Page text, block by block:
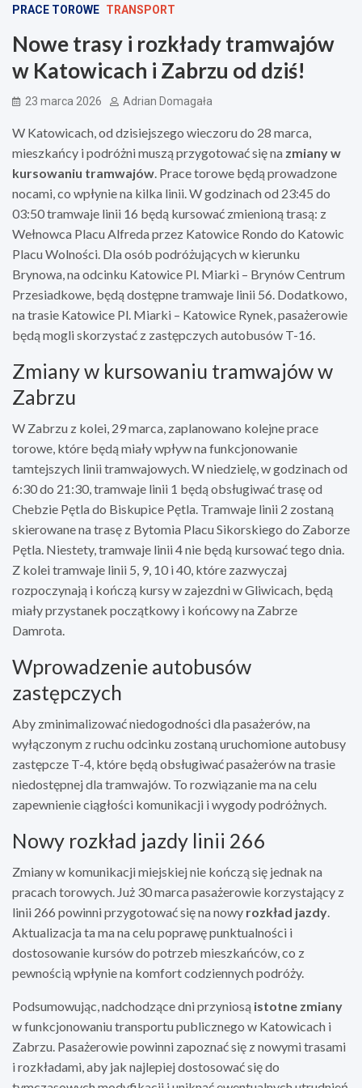
PRACE TOROWE TRANSPORT
Nowe trasy i rozkłady tramwajów
w Katowicach i Zabrzu od dziś!
23 marca 2026 Adrian Domagała
W Katowicach, od dzisiejszego wieczoru do 28 marca,
mieszkańcy i podróżni muszą przygotować się na zmiany w
kursowaniu tramwajów. Prace torowe będą prowadzone
nocami, co wpłynie na kilka linii. W godzinach od 23:45 do
03:50 tramwaje linii 16 będą kursować zmienioną trasą: z
Wełnowca Placu Alfreda przez Katowice Rondo do Katowic
Placu Wolności. Dla osób podróżujących w kierunku
Brynowa, na odcinku Katowice Pl. Miarki – Brynów Centrum
Przesiadkowe, będą dostępne tramwaje linii 56. Dodatkowo,
na trasie Katowice Pl. Miarki – Katowice Rynek, pasażerowie
będą mogli skorzystać z zastępczych autobusów T-16.
Zmiany w kursowaniu tramwajów w
Zabrzu
W Zabrzu z kolei, 29 marca, zaplanowano kolejne prace
torowe, które będą miały wpływ na funkcjonowanie
tamtejszych linii tramwajowych. W niedzielę, w godzinach od
6:30 do 21:30, tramwaje linii 1 będą obsługiwać trasę od
Chebzie Pętla do Biskupice Pętla. Tramwaje linii 2 zostaną
skierowane na trasę z Bytomia Placu Sikorskiego do Zaborze
Pętla. Niestety, tramwaje linii 4 nie będą kursować tego dnia.
Z kolei tramwaje linii 5, 9, 10 i 40, które zazwyczaj
rozpoczynają i kończą kursy w zajezdni w Gliwicach, będą
miały przystanek początkowy i końcowy na Zabrze
Damrota.
Wprowadzenie autobusów
zastępczych
Aby zminimalizować niedogodności dla pasażerów, na
wyłączonym z ruchu odcinku zostaną uruchomione autobusy
zastępcze T-4, które będą obsługiwać pasażerów na trasie
niedostępnej dla tramwajów. To rozwiązanie ma na celu
zapewnienie ciągłości komunikacji i wygody podróżnych.
Nowy rozkład jazdy linii 266
Zmiany w komunikacji miejskiej nie kończą się jednak na
pracach torowych. Już 30 marca pasażerowie korzystający z
linii 266 powinni przygotować się na nowy rozkład jazdy.
Aktualizacja ta ma na celu poprawę punktualności i
dostosowanie kursów do potrzeb mieszkańców, co z
pewnością wpłynie na komfort codziennych podróży.
Podsumowując, nadchodzące dni przyniosą istotne zmiany
w funkcjonowaniu transportu publicznego w Katowicach i
Zabrzu. Pasażerowie powinni zapoznać się z nowymi trasami
i rozkładami, aby jak najlepiej dostosować się do